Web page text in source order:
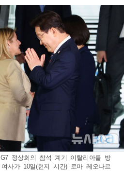
정상회의 참석 계기 이탈리아를 방
사가 10일(현지 시간) 로마 레오나르